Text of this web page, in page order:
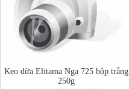
Kẹo dừa Elitama Nga 725 hộp trắng
250g